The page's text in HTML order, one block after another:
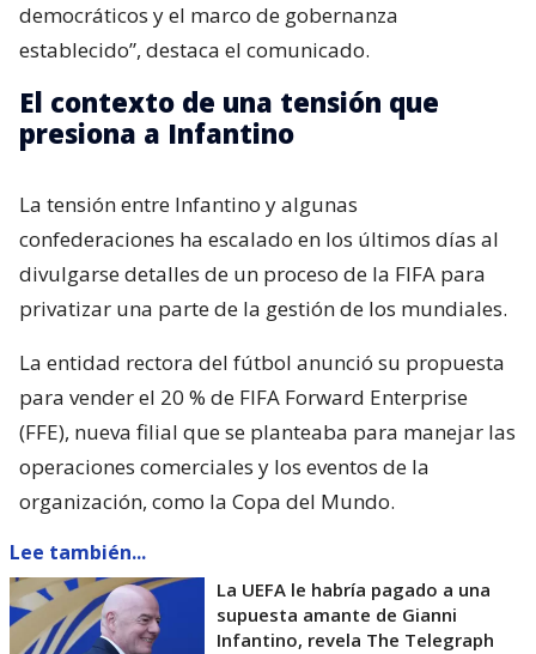
democráticos y el marco de gobernanza
establecido”, destaca el comunicado.
El contexto de una tensión que
presiona a Infantino
La tensión entre Infantino y algunas
confederaciones ha escalado en los últimos días al
divulgarse detalles de un proceso de la FIFA para
privatizar una parte de la gestión de los mundiales.
La entidad rectora del fútbol anunció su propuesta
para vender el 20 % de FIFA Forward Enterprise
(FFE), nueva filial que se planteaba para manejar las
operaciones comerciales y los eventos de la
organización, como la Copa del Mundo.
Lee también...
La UEFA le habría pagado a una
supuesta amante de Gianni
Infantino, revela The Telegraph